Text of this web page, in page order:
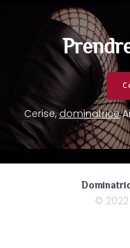
Cerise,dominatrice
©